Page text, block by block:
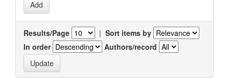
Results/Page | Sort items by
In order
Authors/record